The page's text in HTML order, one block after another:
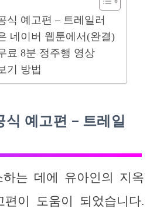
식 예고편 – 트레일러
네이버 웹툰에서(완결)
료 8분 정주행 영상
기 방법
예고편 – 트레일
는 데에 유아인의 지옥
이 도움이 되었습니다.